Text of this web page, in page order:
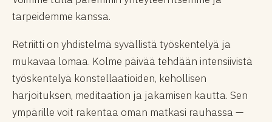
tarpeidemme kanssa.
Retriitti on yhdistelmä syvällistä työskentelyä ja
mukavaa lomaa. Kolme päivää tehdään intensiivistä
työskentelyä konstellaatioiden, kehollisen
harjoituksen, meditaation ja jakamisen kautta. Sen
ympärille voit rakentaa oman matkasi rauhassa —